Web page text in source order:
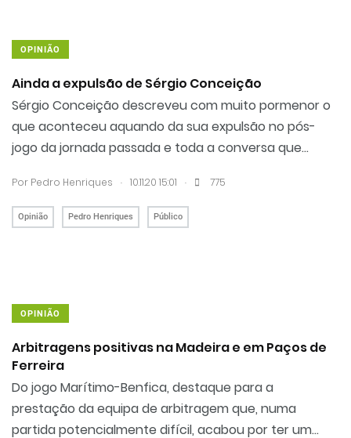
OPINIÃO
Ainda a expulsão de Sérgio Conceição
Sérgio Conceição descreveu com muito pormenor o
que aconteceu aquando da sua expulsão no pós-
jogo da jornada passada e toda a conversa que...
Por Pedro Henriques . 10.11.20 15:01 . 775
Opinião Pedro Henriques Público
OPINIÃO
Arbitragens positivas na Madeira e em Paços de
Ferreira
Do jogo Marítimo-Benfica, destaque para a
prestação da equipa de arbitragem que, numa
partida potencialmente difícil, acabou por ter um...